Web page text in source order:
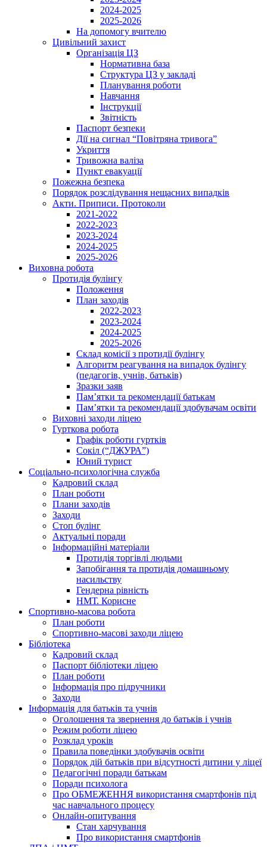
2024-2025
2025-2026
На допомогу вчителю
Цивільний захист
Організація ЦЗ
Нормативна база
Структура ЦЗ у закладі
Планування роботи
Навчання
Інструкції
Звітність
Паспорт безпеки
Дії на сигнал “Повітряна тривога”
Укриття
Тривожна валіза
Пункт евакуації
Пожежна безпека
Порядок розслідування нещасних випадків
Акти. Приписи. Протоколи
2021-2022
2022-2023
2023-2024
2024-2025
2025-2026
Виховна робота
Протидія булінгу
Положення
План заходів
2022-2023
2023-2024
2024-2025
2025-2026
Склад комісії з протидії булінгу
Алгоритм реагування на випадок булінгу
(педагогів, учнів, батьків)
Зразки заяв
Пам’ятки та рекомендації батькам
Пам’ятки та рекомендації здобувачам освіти
Виховні заходи ліцею
Гурткова робота
Графік роботи гуртків
Сокіл (“ДЖУРА”)
Юний турист
Соціально-психологічна служба
Кадровий склад
План роботи
Плани заходів
Заходи
Стоп булінг
Актуальні поради
Інформаційні матеріали
Протидія торгівлі людьми
Запобігання та протидія домашньому
насильству
Гендерна рівність
НМТ. Корисне
Спортивно-масова робота
План роботи
Спортивно-масові заходи ліцею
Бібліотека
Кадровий склад
Паспорт бібліотеки ліцею
План роботи
Інформація про підручники
Заходи
Інформація для батьків та учнів
Оголошення та звернення до батьків і учнів
Режим роботи ліцею
Розклад уроків
Правила поведінки здобувачів освіти
Порядок дій батьків при відсутності дитини у ліцеї
Педагогічні поради батькам
Поради психолога
Про ОБМЕЖЕННЯ використання смартфонів під
час навчального процесу
Онлайн-опитування
Стан харчування
Про використання смартфонів